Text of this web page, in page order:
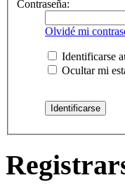
Contraseña:
Olvidé mi
Identificarse
Ocultar mi